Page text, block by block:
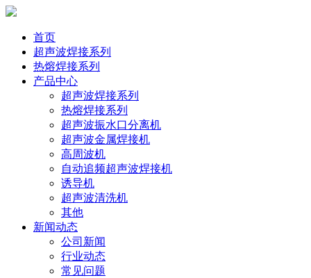
首页
超声波焊接系列
热熔焊接系列
产品中心
超声波焊接系列
热熔焊接系列
超声波振水口分离机
超声波金属焊接机
高周波机
自动追频超声波焊接机
诱导机
超声波清洗机
其他
新闻动态
公司新闻
行业动态
常见问题